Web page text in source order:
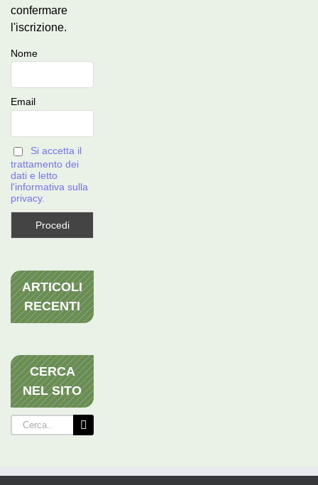
confermare
l'iscrizione.
Nome
Email
Si accetta il
trattamento dei
dati e letto
l'informativa sulla
privacy.
ARTICOLI
RECENTI
CERCA
NEL SITO
Cerca
per: